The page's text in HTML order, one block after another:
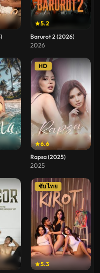
5.2
Barurot 2 (2026)
2026
6.6
HD
Rapsa (2025)
2025
5.3
ซับไทย